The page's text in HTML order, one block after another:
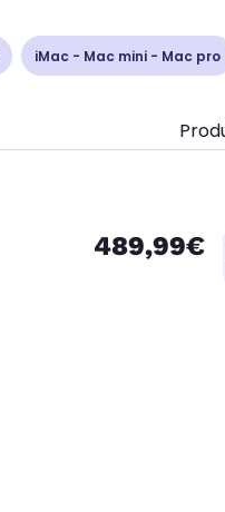
iMac - Mac mini - Mac pro
489,99€